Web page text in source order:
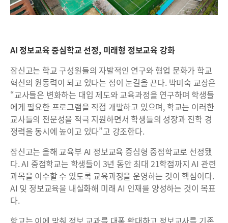
AI 정보교육 중심학교 선정, 미래형 정보교육 강화
잠신고는 학교 구성원들의 자발적인 연구와 협업 문화가 학교
혁신의 원동력이 되고 있다는 점이 눈길을 끈다. 박미숙 교장은
“교사들은 변화하는 대입 제도와 교육과정을 연구하며 학생들
에게 필요한 프로그램을 직접 개발하고 있으며, 학교는 이러한
교사들의 전문성을 적극 지원하면서 학생들의 성장과 진학 경
쟁력을 동시에 높이고 있다”고 강조한다.
잠신고는 올해 교육부 AI 정보교육 중심형 중점학교로 선정됐
다. AI 중점학교는 학생들이 3년 동안 최대 21학점까지 AI 관련
과목을 이수할 수 있도록 교육과정을 운영하는 것이 핵심이다.
AI 및 정보교육을 내실화해 미래 AI 인재를 양성하는 것이 목표
다.
학교는 이에 맞춰 정보 교과를 대폭 확대하고 정보교사를 기존